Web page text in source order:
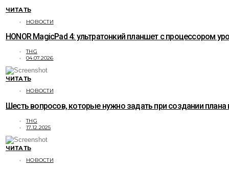
ЧИТАТЬ
НОВОСТИ
HONOR MagicPad 4: ультратонкий планшет с процессором
THG
04.07.2026
ЧИТАТЬ
НОВОСТИ
Шесть вопросов, которые нужно задать при создании плана
THG
17.12.2025
ЧИТАТЬ
НОВОСТИ